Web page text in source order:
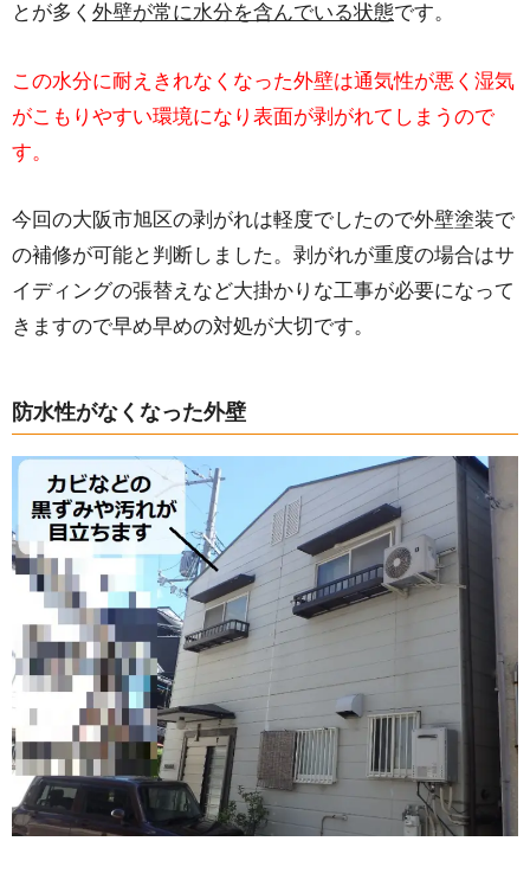
とが多く 外壁が常に水分を含んでいる状態です。
この水分に耐えきれなくなった外壁は通気性が悪く湿気
がこもりやすい環境になり表面が剥がれてしまうので
す。
今回の大阪市旭区の剥がれは軽度でしたので外壁塗装で
の補修が可能と判断しました。剥がれが重度の場合はサ
イディングの張替えなど大掛かりな工事が必要になって
きますので早め早めの対処が大切です。
防水性がなくなった外壁